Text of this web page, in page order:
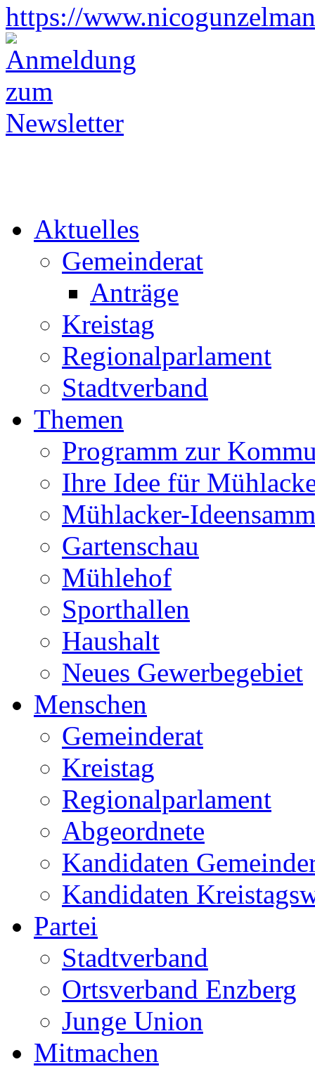
https://
Aktuelles
Gemeinderat
Anträge
Kreistag
Regionalparlament
Stadtverband
Themen
Programm zur
Ihre Idee für
Mühlacker-
Gartenschau
Mühlehof
Sporthallen
Haushalt
Neues Gewerbegebiet
Menschen
Gemeinderat
Kreistag
Regionalparlament
Abgeordnete
Kandidaten
Kandidaten
Partei
Stadtverband
Ortsverband Enzberg
Junge Union
Mitmachen